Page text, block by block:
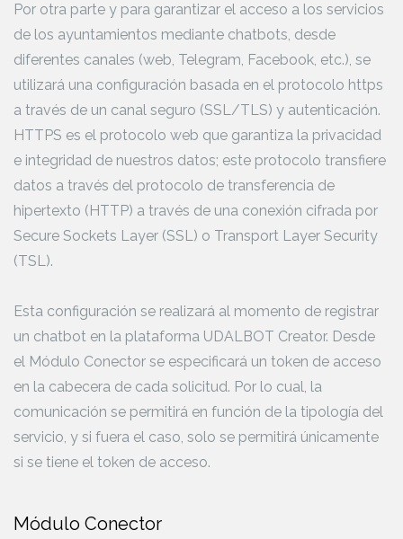
Por otra parte y para garantizar el acceso a los servicios
de los ayuntamientos mediante chatbots, desde
diferentes canales (web, Telegram, Facebook, etc.), se
utilizará una configuración basada en el protocolo https
a través de un canal seguro (SSL/TLS) y autenticación.
HTTPS es el protocolo web que garantiza la privacidad
e integridad de nuestros datos; este protocolo transfiere
datos a través del protocolo de transferencia de
hipertexto (HTTP) a través de una conexión cifrada por
Secure Sockets Layer (SSL) o Transport Layer Security
(TSL).
Esta configuración se realizará al momento de registrar
un chatbot en la plataforma UDALBOT Creator. Desde
el Módulo Conector se especificará un token de acceso
en la cabecera de cada solicitud. Por lo cual, la
comunicación se permitirá en función de la tipología del
servicio, y si fuera el caso, solo se permitirá únicamente
si se tiene el token de acceso.
Módulo Conector